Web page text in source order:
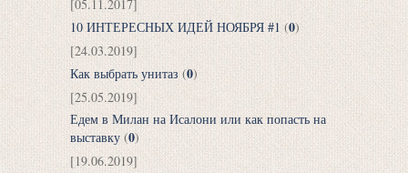
[05.11.2017]
10 ИНТЕРЕСНЫХ ИДЕЙ НОЯБРЯ #1 (0)
[24.03.2019]
Как выбрать унитаз (0)
[25.05.2019]
Едем в Милан на Исалони или как попасть на
выставку (0)
[19.06.2019]